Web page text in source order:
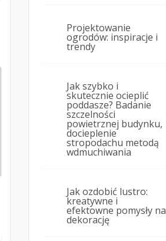
Projektowanie
ogrodów: inspiracje i
trendy
Jak szybko i
skutecznie ocieplić
poddasze? Badanie
szczelności
powietrznej budynku,
docieplenie
stropodachu metodą
wdmuchiwania
Jak ozdobić lustro:
kreatywne i
efektowne pomysły na
dekorację